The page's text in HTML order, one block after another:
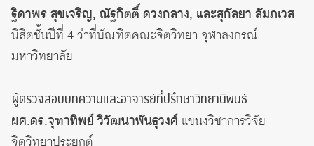
ฐิดาพร สุขเจริญ, ณัฐกิตติ์ ดวงกลาง, และสุกัลยา ลัมภเวส
นิสิตชั้นปีที่ 4 ว่าที่บัณฑิตคณะจิตวิทยา จุฬาลงกรณ์
มหาวิทยาลัย
ผู้ตรวจสอบบทความและอาจารย์ที่ปรึกษาวิทยานิพนธ์
ผศ.ดร.จุฑาทิพย์ วิวัฒนาพันธุวงศ์ แขนงวิชาการวิจัย